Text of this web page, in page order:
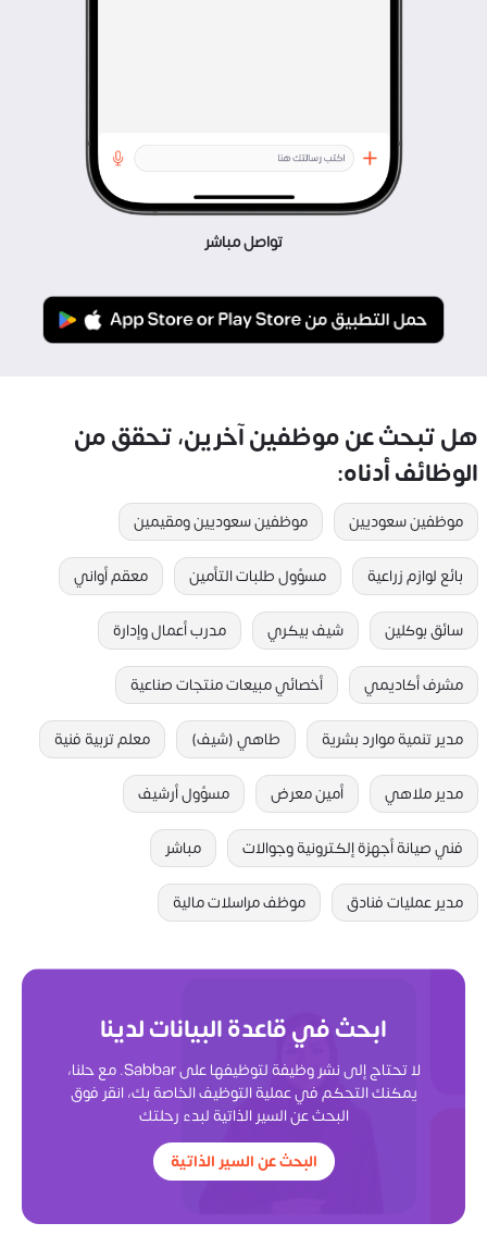
تواصل مباشر
هل تبحث عن موظفين آخرين، تحقق من
الوظائف أدناه:
موظفين سعوديين موظفين سعوديين ومقيمين
بائع لوازم زراعية مسؤول طلبات التأمين معقم أواني
سائق بوكلين شيف بيكري مدرب أعمال وإدارة
مشرف أكاديمي أخصائي مبيعات منتجات صناعية
مدير تنمية موارد بشرية طاهي (شيف) معلم تربية فنية
مدير ملاهي أمين معرض مسؤول أرشيف
فني صيانة أجهزة إلكترونية وجوالات مباشر
مدير عمليات فنادق موظف مراسلات مالية
ابحث في قاعدة البيانات لدينا
لا تحتاج إلى نشر وظيفة لتوظيفها على Sabbar. مع حلنا،
يمكنك التحكم في عملية التوظيف الخاصة بك، انقر فوق
البحث عن السير الذاتية لبدء رحلتك
البحث عن السير الذاتية